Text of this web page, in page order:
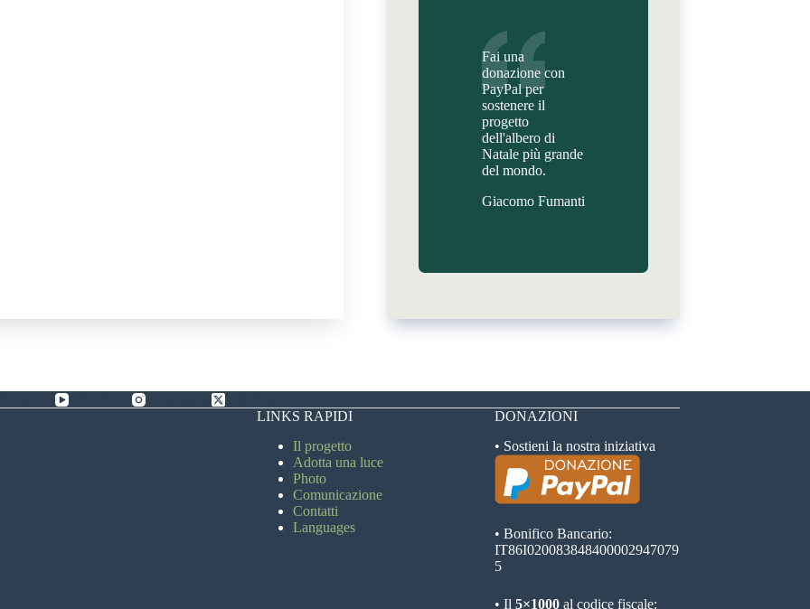
Fai una
donazione con
PayPal per
sostenere il
progetto
dell'albero di
Natale più grande
del mondo.
Giacomo Fumanti
Facebook
LINKS RAPIDI
Il progetto
Adotta una luce
Photo
Comunicazione
Contatti
Languages
DONAZIONI
• Sostieni la nostra iniziativa
• Bonifico Bancario:
IT86I020083848400002947079
5
• Il 5×1000al codice fiscale: